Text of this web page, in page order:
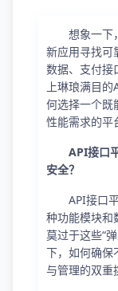
想象一下
新应用寻找可
数据、支付接
上琳琅满目
何选择一个既
性能需求的平
API接口
安全？
API接口
种功能模块和
莫过于这些“
下，如何确保
与管理的双重